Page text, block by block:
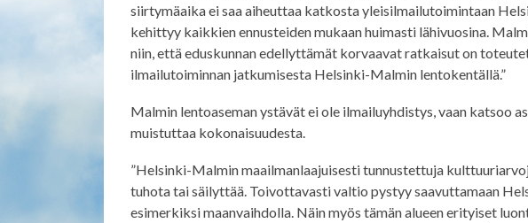
siirtymäaika ei saa aiheuttaa katkosta yleisilmailutoimintaan
kehittyy kaikkien ennusteiden mukaan huimasti lähivuosina.
niin, että eduskunnan edellyttämät korvaavat ratkaisut on
ilmailutoiminnan jatkumisesta Helsinki-Malmin lentokentällä.”
Malmin lentoaseman ystävät ei ole ilmailuyhdistys, vaan katsoo
muistuttaa kokonaisuudesta.
”Helsinki-Malmin maailmanlaajuisesti tunnustettuja
tuhota tai säilyttää. Toivottavasti valtio pystyy saavuttamaan
esimerkiksi maanvaihdolla. Näin myös tämän alueen erityiset